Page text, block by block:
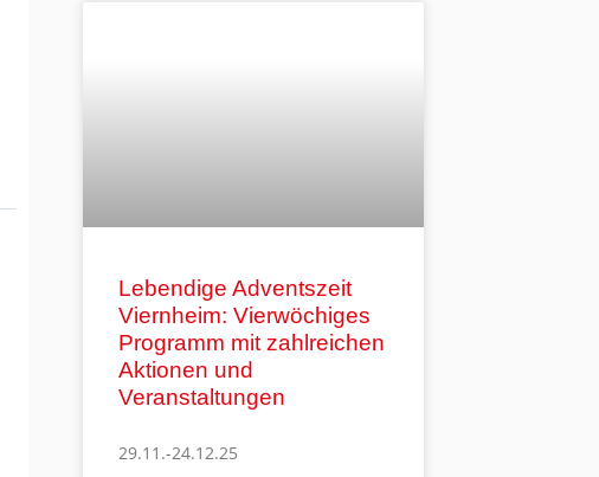
Lebendige Adventszeit
Viernheim: Vierwöchiges
Programm mit zahlreichen
Aktionen und
Veranstaltungen
29.11.-24.12.25